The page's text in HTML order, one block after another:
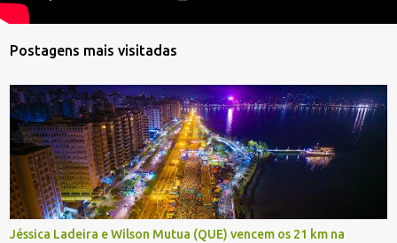
Postagens mais visitadas
Jéssica Ladeira e Wilson Mutua (QUE) vencem os 21 km na